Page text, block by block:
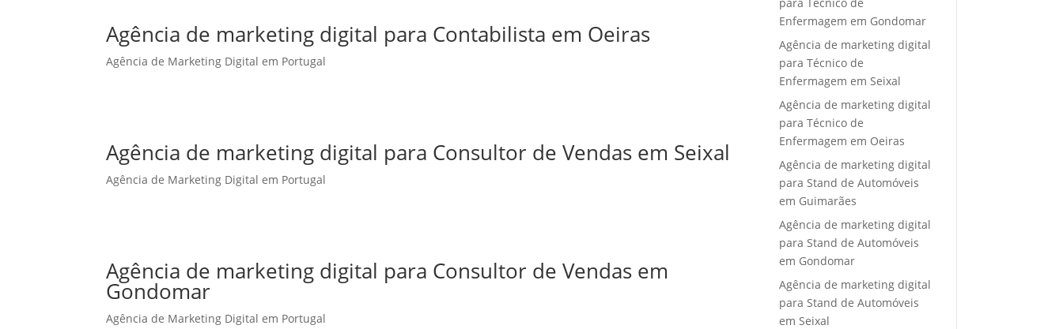
Agência de marketing digital para Contabilista em Oeiras
Agência de Marketing Digital em Portugal
Agência de marketing digital para Consultor de Vendas em Seixal
Agência de Marketing Digital em Portugal
Agência de marketing digital para Consultor de Vendas em
Gondomar
Agência de Marketing Digital em Portugal
Enfermagem em Gondomar
Agência de marketing digital
para Técnico de
Enfermagem em Seixal
Agência de marketing digital
para Técnico de
Enfermagem em Oeiras
Agência de marketing digital
para Stand de Automóveis
em Guimarães
Agência de marketing digital
para Stand de Automóveis
em Gondomar
Agência de marketing digital
para Stand de Automóveis
em Seixal